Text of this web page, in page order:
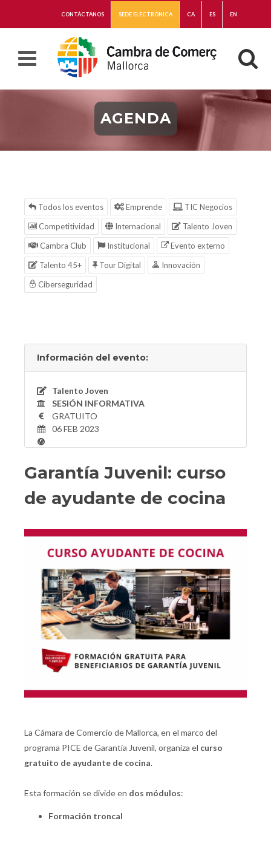
CONTÁCTANOS SEDE ELECTRÓNICA CA ES EN
AGENDA
Todos los eventos Emprende
TIC Negocios
Competitividad
Internacional
Talento Joven
Cambra Club
Institucional
Evento externo
Talento 45+
Tour Digital
Innovación
Ciberseguridad
Información del evento:
Talento Joven
SESIÓN INFORMATIVA
GRATUITO
06 FEB 2023
Garantía Juvenil: curso
de ayudante de cocina
La Cámara de Comercio de Mallorca, en el marco del
programa PICE de Garantía Juvenil, organiza el curso
gratuito de ayudante de cocina.
Esta formación se divide en dos módulos:
Formación troncal